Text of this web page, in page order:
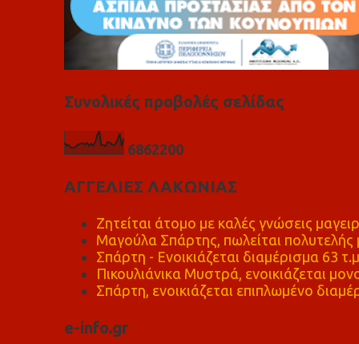
Συνολικές προβολές σελίδας
6862200
ΑΓΓΕΛΙΕΣ ΛΑΚΩΝΙΑΣ
Ζητείται άτομο με καλές γνώσεις
Μαγούλα Σπάρτης, πωλείται πολυτελής
Σπάρτη - Ενοικιάζεται διαμέρισμα 63 τ.μ
Πικουλιάνικα Μυστρά, ενοικιάζεται
Σπάρτη, ενοικιάζεται επιπλωμένο
e-info.gr